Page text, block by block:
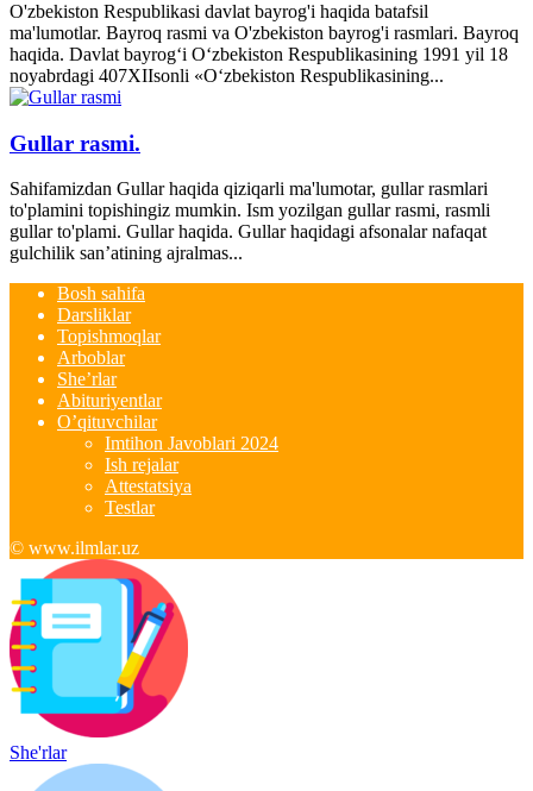
O'zbekiston Respublikasi davlat bayrog'i haqida batafsil
ma'lumotlar. Bayroq rasmi va O'zbekiston bayrog'i rasmlari. Bayroq
haqida. Davlat bayrog‘i O‘zbekiston Respublikasining 1991 yil 18
noyabrdagi 407­XII­sonli «O‘zbekiston Respublikasining...
Gullar rasmi.
Sahifamizdan Gullar haqida qiziqarli ma'lumotar, gullar rasmlari
to'plamini topishingiz mumkin. Ism yozilgan gullar rasmi, rasmli
gullar to'plami. Gullar haqida. Gullar haqidagi afsonalar nafaqat
gulchilik san’atining ajralmas...
Bosh sahifa
Darsliklar
Topishmoqlar
Arboblar
She’rlar
Abituriyentlar
O’qituvchilar
Imtihon Javoblari 2024
Ish rejalar
Attestatsiya
Testlar
© www.ilmlar.uz
She'rlar